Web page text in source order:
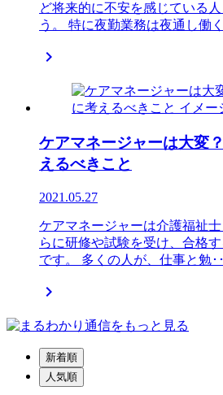
ど将来的に不安を感じている
う。 特に夜勤業務は夜通し働

ケアマネージャーは大変
えるべきこと
2021.05.27
ケアマネージャーは介護福祉
らに研修や試験を受け、合格
です。 多くの人が、仕事と勉･

新着順
人気順